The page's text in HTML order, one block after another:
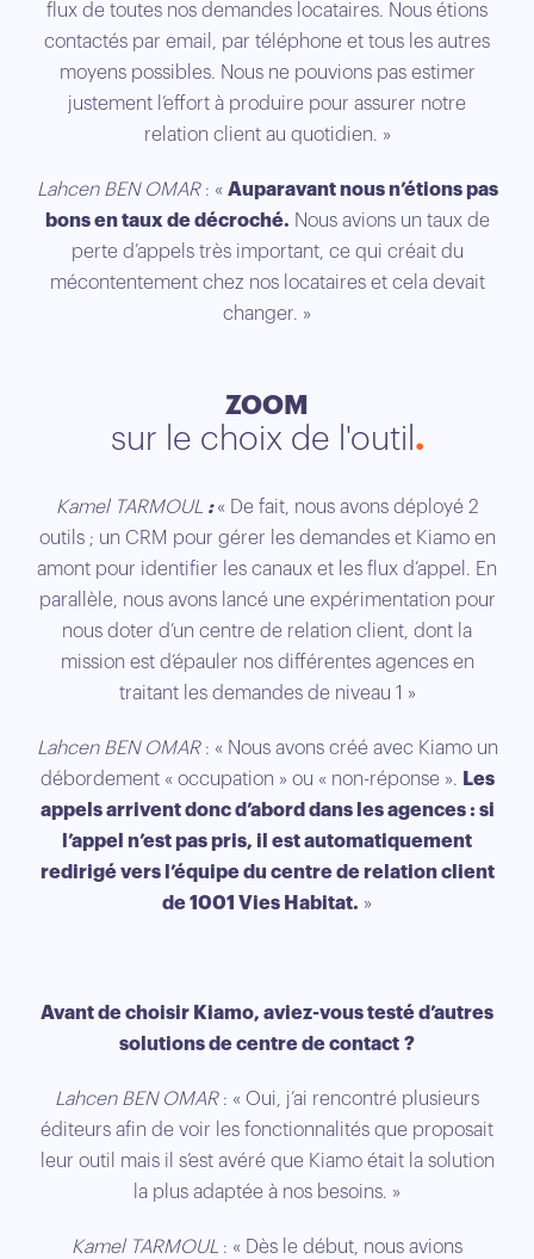
flux de toutes nos demandes locataires. Nous étions
contactés par email, par téléphone et tous les autres
moyens possibles. Nous ne pouvions pas estimer
justement l’effort à produire pour assurer notre
relation client au quotidien. »
Lahcen BEN OMAR : « Auparavant nous n’étions pas
bons en taux de décroché. Nous avions un taux de
perte d’appels très important, ce qui créait du
mécontentement chez nos locataires et cela devait
changer. »
ZOOM
sur le choix de l'outil
Kamel TARMOUL :« De fait, nous avons déployé 2
outils ; un CRM pour gérer les demandes et Kiamo en
amont pour identifier les canaux et les flux d’appel. En
parallèle, nous avons lancé une expérimentation pour
nous doter d’un centre de relation client, dont la
mission est d’épauler nos différentes agences en
traitant les demandes de niveau 1 »
Lahcen BEN OMAR : « Nous avons créé avec Kiamo un
débordement « occupation » ou « non-réponse ». Les
appels arrivent donc d’abord dans les agences : si
l’appel n’est pas pris, il est automatiquement
redirigé vers l’équipe du centre de relation client
de 1001 Vies Habitat. »
Avant de choisir Kiamo, aviez-vous testé d’autres
solutions de centre de contact ?
Lahcen BEN OMAR: « Oui, j’ai rencontré plusieurs
éditeurs afin de voir les fonctionnalités que proposait
leur outil mais il s’est avéré que Kiamo était la solution
la plus adaptée à nos besoins. »
Kamel TARMOUL : « Dès le début, nous avions